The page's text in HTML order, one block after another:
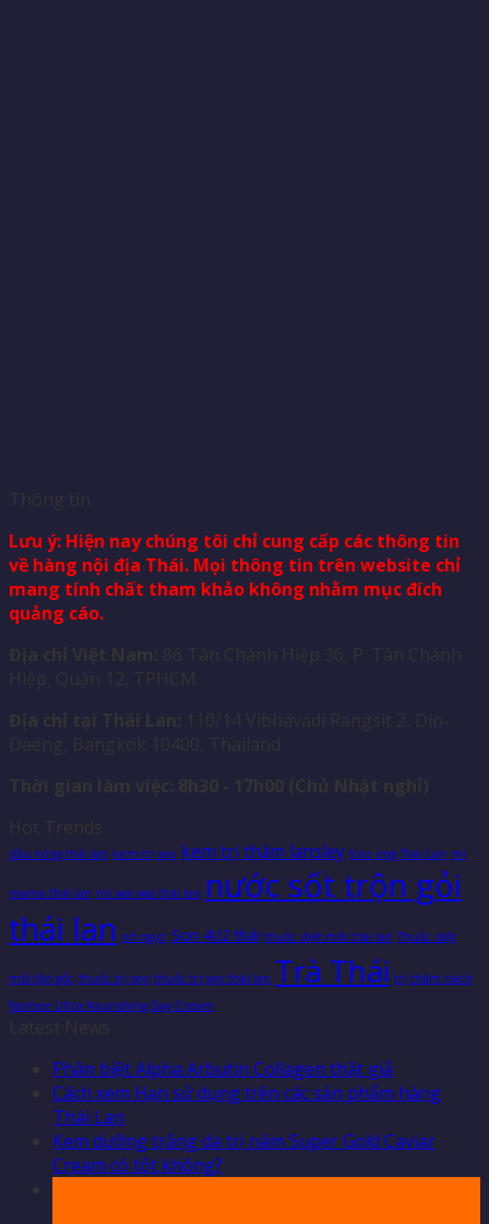
Lưu ý: Hiện nay chúng tôi chỉ cung cấp các thông tin
về hàng nội địa Thái. Mọi thông tin trên website chỉ
mang tính chất tham khảo không nhằm mục đích
quảng cáo.
dầu nóng thái lan kem trị sẹo kem trị thâm lansley Keo ong Thái Lan mì
mama thái lan mì wai wai thái lan nước sốt trộn gỏi
thái lan nở ngực Son 4U2 thái thuốc diệt mối thái lan Thuốc diệt
mối tận gốc thuốc trị sẹo thuốc trị sẹo thái lan Trà Thái trị thâm nách
Yanhee Ultra Nourishing Day Cream
Phân biệt Alpha Arbutin Collagen thật giả
Cách xem Hạn sử dụng trên các sản phẩm hàng
Thái Lan
Kem dưỡng trắng da trị nám Super Gold Caviar
Cream có tốt không?